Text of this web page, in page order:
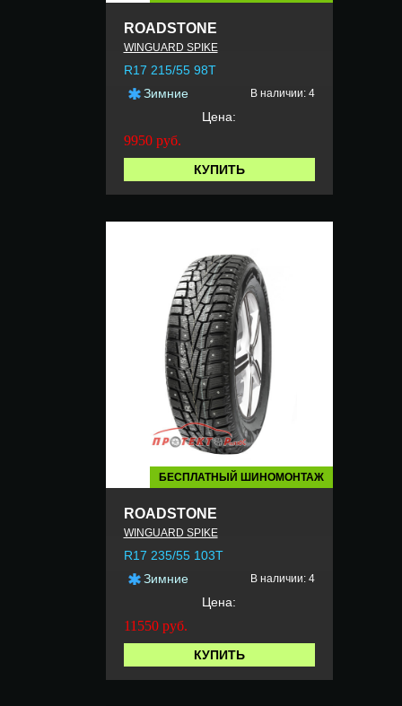
ROADSTONE
WINGUARD SPIKE
R17 215/55 98T
Зимние
В наличии: 4
Цена:
9950 руб.
КУПИТЬ
БЕСПЛАТНЫЙ ШИНОМОНТАЖ
ROADSTONE
WINGUARD SPIKE
R17 235/55 103T
Зимние
В наличии: 4
Цена:
11550 руб.
КУПИТЬ